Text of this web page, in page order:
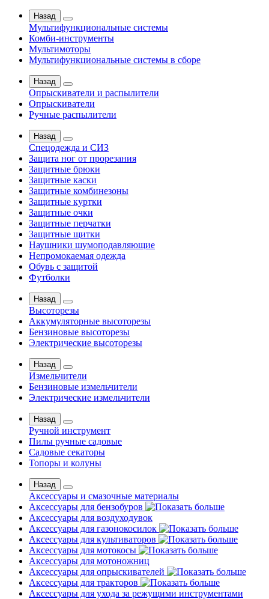
Назад
Мультифункциональные системы
Комби-инструменты
Мультимоторы
Мультифункциональные системы в сборе
Назад
Опрыскиватели и распылители
Опрыскиватели
Ручные распылители
Назад
Спецодежда и СИЗ
Защита ног от прорезания
Защитные брюки
Защитные каски
Защитные комбинезоны
Защитные куртки
Защитные очки
Защитные перчатки
Защитные щитки
Наушники шумоподавляющие
Непромокаемая одежда
Обувь с защитой
Футболки
Назад
Высоторезы
Аккумуляторные высоторезы
Бензиновые высоторезы
Электрические высоторезы
Назад
Измельчители
Бензиновые измельчители
Электрические измельчители
Назад
Ручной инструмент
Пилы ручные садовые
Садовые секаторы
Топоры и колуны
Назад
Аксессуары и смазочные материалы
Аксессуары для бензобуров
Аксессуары для воздуходувок
Аксессуары для газонокосилок
Аксессуары для культиваторов
Аксессуары для мотокосы
Аксессуары для мотоножниц
Аксессуары для опрыскивателей
Аксессуары для тракторов
Аксессуары для ухода за режущими инструментами